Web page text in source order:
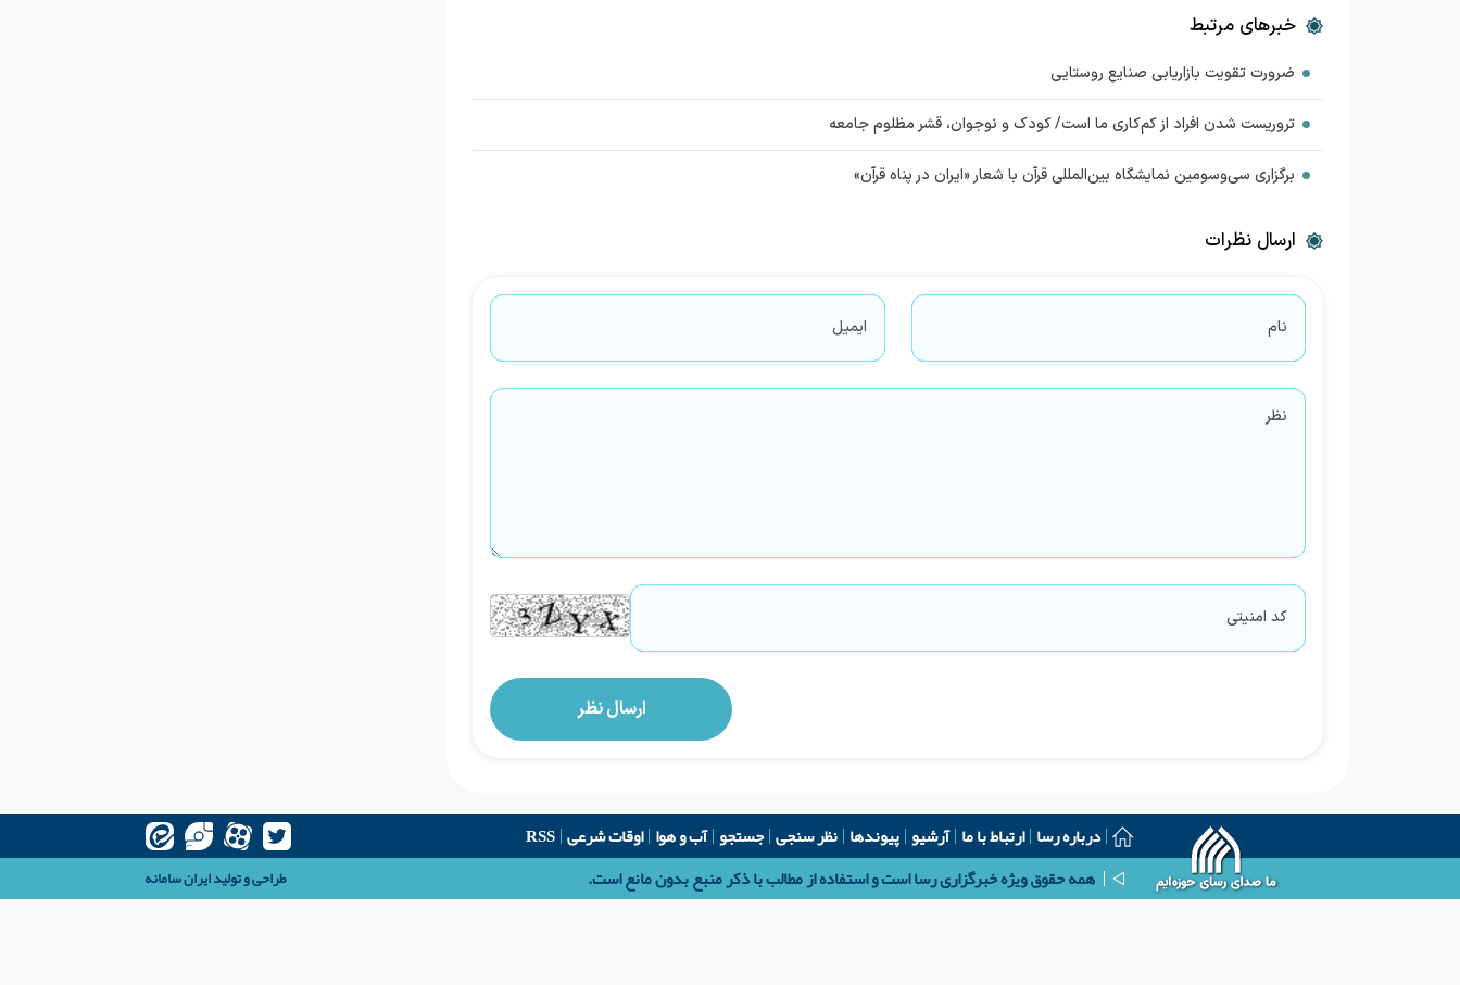
خبرهای مرتبط
ضرورت تقویت بازاریابی صنایع روستایی
تروریست شدن افراد از کم‌کاری ما است/ کودک و نوجوان، قشر مظلوم جامعه
برگزاری سی‌وسومین نمایشگاه بین‌المللی قرآن با شعار «ایران در پناه قرآن»
ارسال نظرات
درباره رسا ارتباط با ما آرشیو پیوندها نظر سنجی جستجو آب و هوا اوقات شرعی RSS
همه حقوق ویژه خبرگزاری رسا است و استفاده از مطالب با ذکر منبع بدون مانع است.
طراحی و تولیدایران سامانه